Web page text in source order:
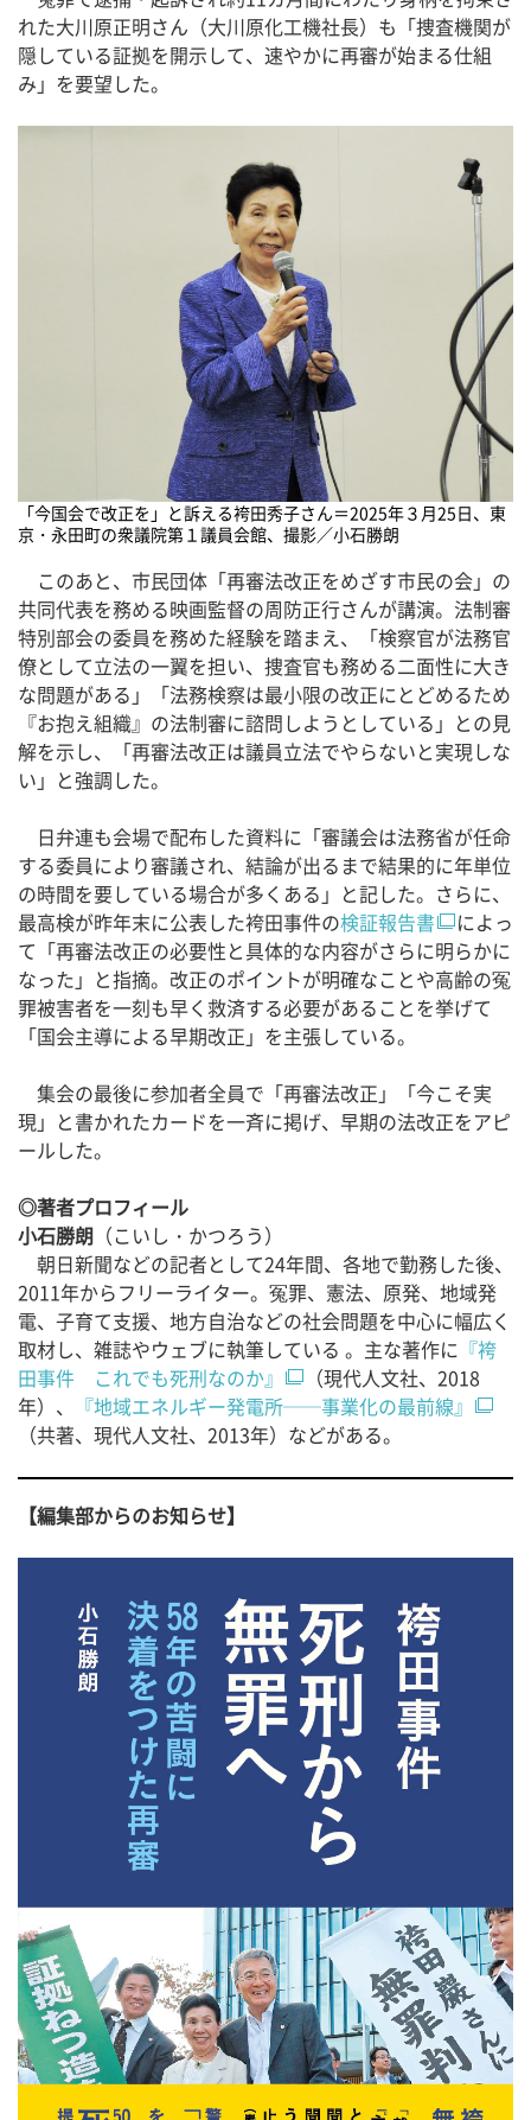
れた大川原正明さん（大川原化工機社長）も「捜査機関が
隠している証拠を開示して、速やかに再審が始まる仕組
み」を要望した。
「今国会で改正を」と訴える袴田秀子さん＝2025年３月25日、東
京・永田町の衆議院第１議員会館、撮影／小石勝朗
このあと、市民団体「再審法改正をめざす市民の会」の
共同代表を務める映画監督の周防正行さんが講演。法制審
特別部会の委員を務めた経験を踏まえ、「検察官が法務官
僚として立法の一翼を担い、捜査官も務める二面性に大き
な問題がある」「法務検察は最小限の改正にとどめるため
『お抱え組織』の法制審に諮問しようとしている」との見
解を示し、「再審法改正は議員立法でやらないと実現しな
い」と強調した。
日弁連も会場で配布した資料に「審議会は法務省が任命
する委員により審議され、結論が出るまで結果的に年単位
の時間を要している場合が多くある」と記した。さらに、
最高検が昨年末に公表した袴田事件の検証報告書
によっ
て「再審法改正の必要性と具体的な内容がさらに明らかに
なった」と指摘。改正のポイントが明確なことや高齢の冤
罪被害者を一刻も早く救済する必要があることを挙げて
「国会主導による早期改正」を主張している。
集会の最後に参加者全員で「再審法改正」「今こそ実
現」と書かれたカードを一斉に掲げ、早期の法改正をアピ
ールした。
◎著者プロフィール
小石勝朗 （こいし・かつろう）
朝日新聞などの記者として24年間、各地で勤務した後、
2011年からフリーライター。冤罪、憲法、原発、地域発
電、子育て支援、地方自治などの社会問題を中心に幅広く
取材し、雑誌やウェブに執筆している 。主な著作に 『袴
田事件 これでも死刑なのか』
（現代人文社、2018
年）、
『地域エネルギー発電所──事業化の最前線』
（共著、現代人文社、2013年）などがある。
【編集部からのお知らせ】